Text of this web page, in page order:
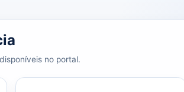
no portal.